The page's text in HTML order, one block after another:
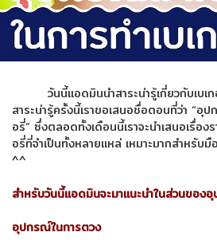
วันนี้แอดมินนำสาระน่ารู้เกี่ยวกับเบเ
สาระน่ารู้ครั้งนี้เราขอเสนอชื่อตอนที่ว่า “อุ
อรี่” ซึ่งตลอดทั้งเดือนนี้เราจะนำเสนอเรื่อง
อรี่ที่จำเป็นทั้งหลายแหล่ เหมาะมากสำหรับ
^^
สำหรับวันนี้แอดมินจะมาแนะนำในส่วนของ
อุปกรณ์ในการตวง